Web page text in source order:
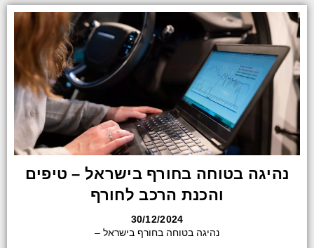
נהיגה בטוחה בחורף בישראל – טיפים
והכנת הרכב לחורף
30/12/2024
נהיגה בטוחה בחורף בישראל –